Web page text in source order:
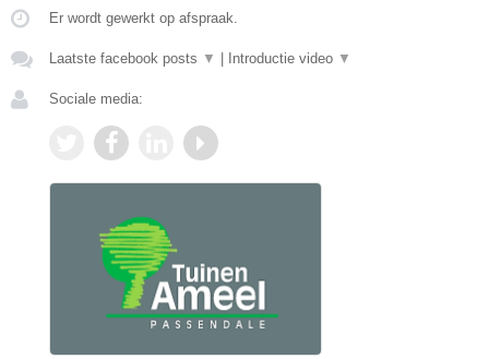
Er wordt gewerkt op afspraak.
Laatste facebook posts ▼ Introductie video ▼
Sociale media: